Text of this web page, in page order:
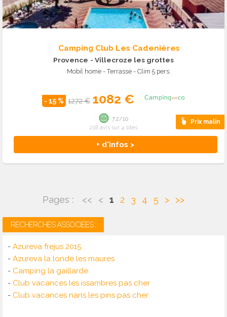
Camping Club Les Cadenières
Provence - Villecroze les grottes
Mobil home - Terrasse - Clim 5 pers.
- 15 % 1272 € 1082 €
Prix malin
+ d'infos >
7.2/10
218 avis sur 4 sites
Pages : << < 1 2 3 4 5 > >>
RECHERCHES ASSOCIÉES :
- Azureva frejus 2015
- Azureva la londe les maures
- Camping la gaillarde
- Club vacances les issambres pas cher
- Club vacances nans les pins pas cher